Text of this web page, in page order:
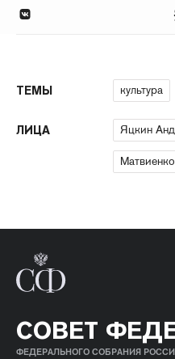
ТЕМЫ культура
ЛИЦА Яцкин
СОВЕТ
ФЕДЕРАЛЬНОГО СОБРАНИЯ